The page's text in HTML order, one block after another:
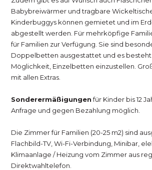
Babybreiwärmer und tragbare
Kinderbuggys können gemietet und im
abgestellt werden. Für mehrköpfige
für Familien zur Verfügung. Sie sind
Doppelbetten ausgestattet und es besteht
Möglichkeit, Einzelbetten einzustellen.
mit allen Extras.
Sonderermäßigungenfür Kinder bis 12
Anfrage und gegen Bezahlung möglich.
Die Zimmer für Familien (20-25 m2) sind
Flachbild-TV, Wi-Fi-Verbindung, Minibar,
Klimaanlage / Heizung vom Zimmer aus
Direktwahltelefon.